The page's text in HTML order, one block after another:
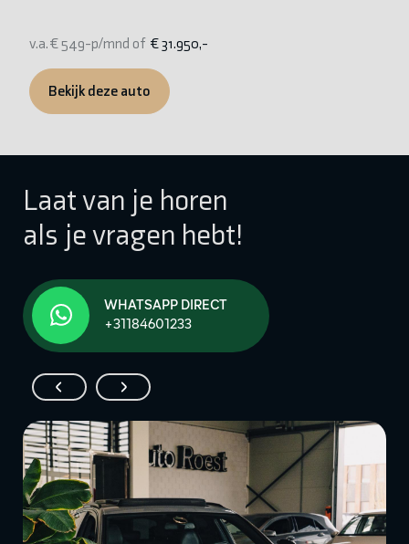
v.a. € 549-p/mnd of € 31.950,-
Bekijk deze auto
Laat van je horen
als je vragen hebt!
WHATSAPP DIRECT
+31184601233